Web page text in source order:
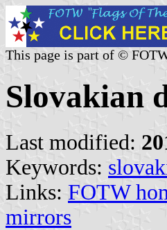
This page is part of ©
Slovakian
Last modified:
Keywords:
Links: FOTW
mirrors